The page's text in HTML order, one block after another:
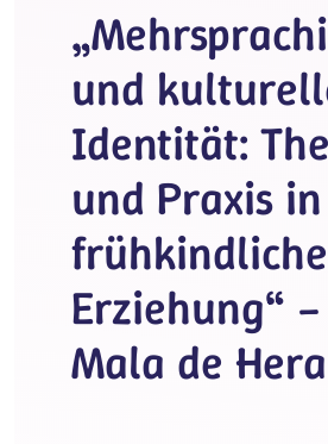
und
Identität:
und Praxis
frühkindliche
Erziehung“
Mala de